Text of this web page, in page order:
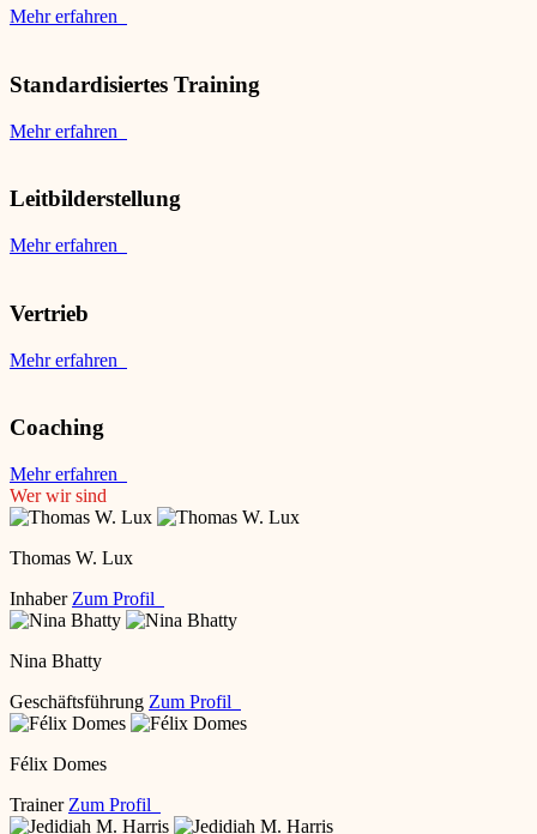
Mehr erfahren
Standardisiertes Training
Mehr erfahren
Leitbilderstellung
Mehr erfahren
Vertrieb
Mehr erfahren
Coaching
Mehr erfahren
Wer wir sind
Thomas W. Lux
Inhaber Zum Profil
Nina Bhatty
Geschäftsführung Zum Profil
Félix Domes
Trainer Zum Profil